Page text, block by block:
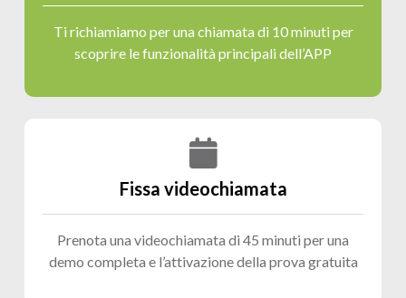
Ti richiamiamo per una chiamata di 10 minuti per
scoprire le funzionalità principali dell’APP
Fissa videochiamata
Prenota una videochiamata di 45 minuti per una
demo completa e l’attivazione della prova gratuita